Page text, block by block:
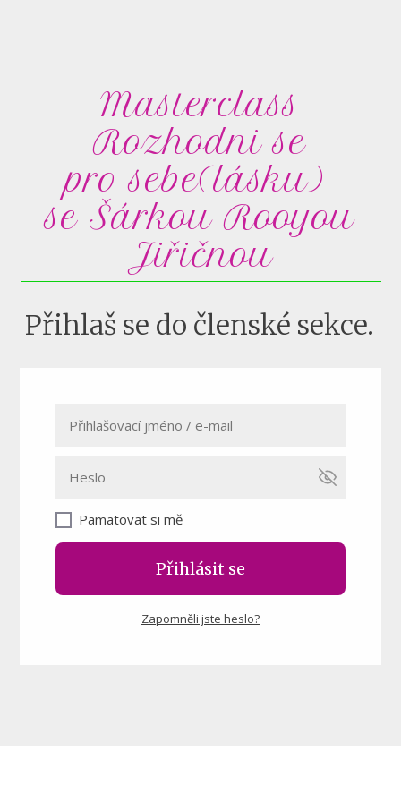
Masterclass
Rozhodni se
pro sebe(lásku)
se Šárkou Rooyou
Jiřičnou
Přihlaš se do členské sekce.
Pamatovat si mě
Přihlásit se
Zapomněli jste heslo?